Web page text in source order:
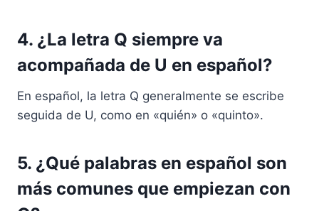
4. ¿La letra Q siempre va
acompañada de U en español?
En español, la letra Q generalmente se escribe
seguida de U, como en «quién» o «quinto».
5. ¿Qué palabras en español son
más comunes que empiezan con